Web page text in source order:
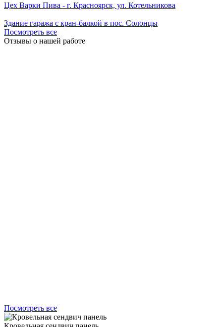
Цех Варки Пива - г. Красноярск, ул. Котельникова
Здание гаража с кран-балкой в пос. Солонцы
Посмотреть все
Отзывы о нашей работе
Посмотреть все